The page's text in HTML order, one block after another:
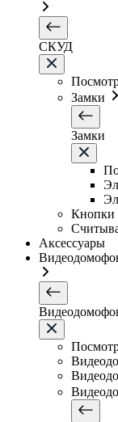
СКУД
Замки
Замки
Кнопки
Аксессуары